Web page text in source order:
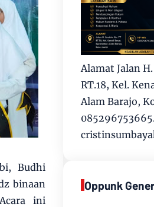
Budhi
binaan
ini
Alamat Jalan
RT.18, Kel.
Alam Barajo,
Oppunk